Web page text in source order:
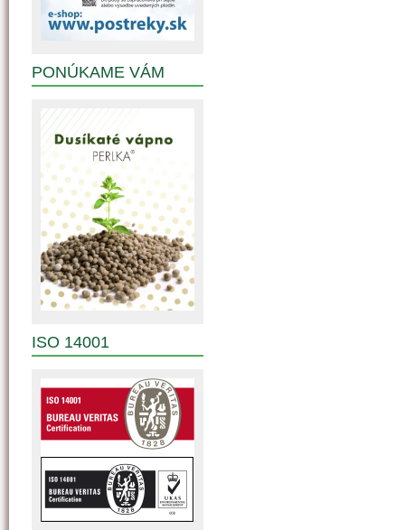
PONÚKAME VÁM
ISO 14001